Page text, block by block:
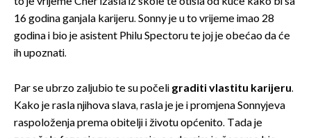
16 godina ganjala karijeru. Sonny je u to vrijeme imao 28
godina i bio je asistent Philu Spectoru te joj je obećao da će
ih upoznati.
Par se ubrzo zaljubio te su počeli graditi vlastitu karijeru.
Kako je rasla njihova slava, rasla je je i promjena Sonnyjeva
raspoloženja prema obitelji i životu općenito. Tada je